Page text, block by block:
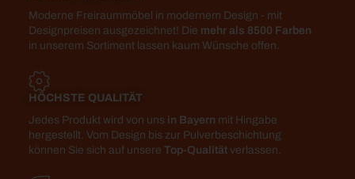
Moderne Freiraummöbel in modernem Design - mit
Designpreisen ausgezeichnet! Die mehr als 8500 Farben
in unserem Sortiment lassen kaum Wünsche offen.
HÖCHSTE QUALITÄT
Jedes Produkt wird von uns in Bayern mit Hingabe
hergestellt. Vom Design bis zur Pulverbeschichtung
können Sie sich auf unsere Top-Qualität verlassen.